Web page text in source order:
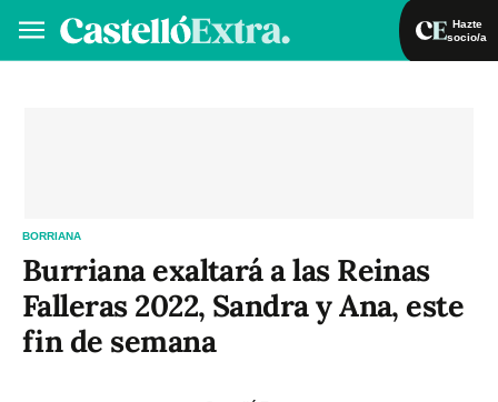
Hazte
socio/a
BORRIANA
Burriana exaltará a las Reinas
Falleras 2022, Sandra y Ana, este
fin de semana